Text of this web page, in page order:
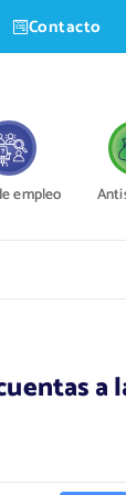
Contacto
empleo
a